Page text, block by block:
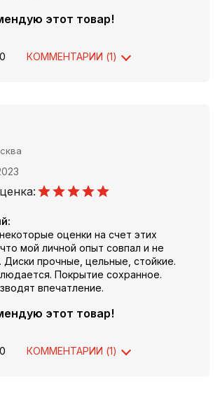
этот товар!
0 КОММЕНТАРИИ (1)
оценки на счет этих
мой личной опыт совпал и не
Диски прочные, цельные, стойкие.
Покрытие сохранное.
впечатление.
этот товар!
0 КОММЕНТАРИИ (1)